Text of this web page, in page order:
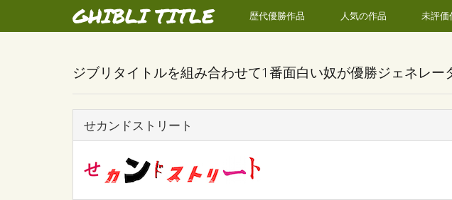
GHIBLI TITLE 歴代優勝作品 人気の作品 未評価
ジブリタイトルを組み合わせて1番面白い奴が優勝ジェネレー
せカンドストリート